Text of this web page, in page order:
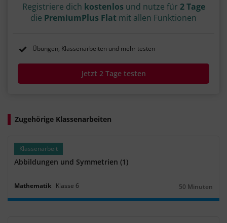
Registriere dich kostenlos und nutze für 2 Tage
die PremiumPlus Flat mit allen Funktionen
Übungen, Klassenarbeiten und mehr testen
Jetzt 2 Tage testen
Zugehörige Klassenarbeiten
Klassenarbeit
Abbildungen und Symmetrien (1)
Mathematik Klasse 6
Dauer:
50 Minuten